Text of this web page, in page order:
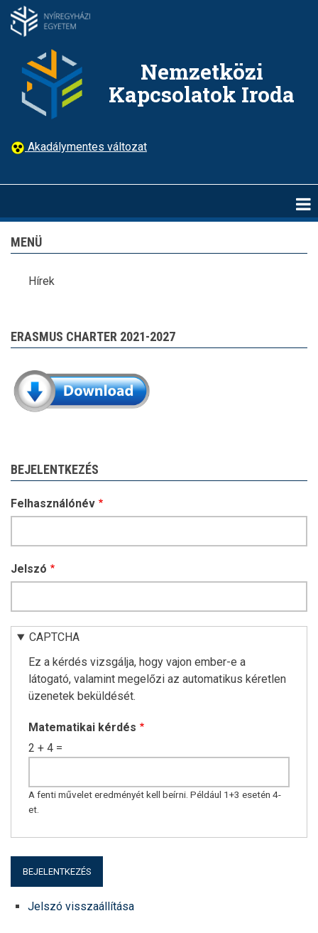
Ugrás
Nemzetközi
Kapcsolatok Iroda
Akadálymentes változat
MENÜ
Hírek
ERASMUS CHARTER 2021-2027
BEJELENTKEZÉS
Felhasználónév
Jelszó
CAPTCHA
Ez a kérdés vizsgálja, hogy vajon ember-e a
látogató, valamint megelőzi az automatikus kéretlen
üzenetek beküldését.
Matematikai kérdés
2 + 4 =
A fenti művelet eredményét kell beírni. Például 1+3 esetén 4-
et.
Jelszó visszaállítása